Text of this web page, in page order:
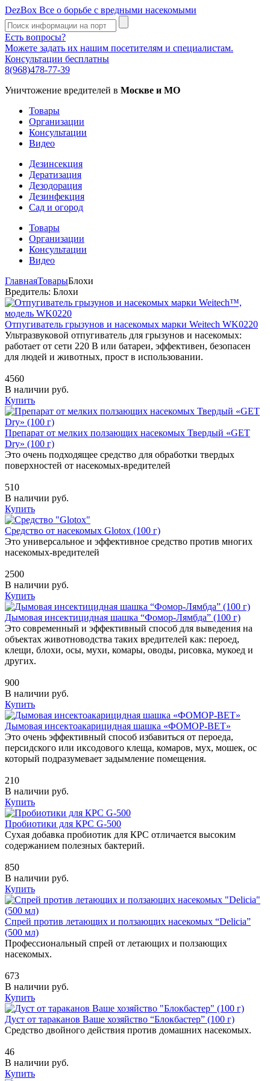
DezBox Все о борьбе с вредными насекомыми
Есть вопросы?
Можете задать их нашим посетителям и специалистам.
Консультации бесплатны
8(968)478-77-39
Уничтожение вредителей в Москве и МО
Товары
Организации
Консультации
Видео
Дезинсекция
Дератизация
Дезодорация
Дезинфекция
Сад и огород
Товары
Организации
Консультации
Видео
ГлавнаяТоварыБлохи
Вредитель: Блохи
Отпугиватель грызунов и насекомых марки Weitech WK0220
Ультразвуковой отпугиватель для грызунов и насекомых:
работает от сети 220 В или батареи, эффективен, безопасен
для людей и животных, прост в использовании.
4560
В наличии руб.
Купить
Препарат от мелких ползающих насекомых Твердый «GET
Dry» (100 г)
Это очень подходящее средство для обработки твердых
поверхностей от насекомых-вредителей
510
В наличии руб.
Купить
Средство от насекомых Glotox (100 г)
Это универсальное и эффективное средство против многих
насекомых-вредителей
2500
В наличии руб.
Купить
Дымовая инсектицидная шашка “Фомор-Лямбда” (100 г)
Это современный и эффективный способ для выведения на
объектах животноводства таких вредителей как: пероед,
клещи, блохи, осы, мухи, комары, оводы, рисовка, мукоед и
других.
900
В наличии руб.
Купить
Дымовая инсектоакарицидная шашка «ФОМОР-ВЕТ»
Это очень эффективный способ избавиться от пероеда,
персидского или иксодового клеща, комаров, мух, мошек, ос
который подразумевает задымление помещения.
210
В наличии руб.
Купить
Пробиотики для КРС G-500
Сухая добавка пробиотик для КРС отличается высоким
содержанием полезных бактерий.
850
В наличии руб.
Купить
Спрей против летающих и ползающих насекомых “Delicia”
(500 мл)
Профессиональный спрей от летающих и ползающих
насекомых.
673
В наличии руб.
Купить
Дуст от тараканов Ваше хозяйство “Блокбастер” (100 г)
Средство двойного действия против домашних насекомых.
46
В наличии руб.
Купить